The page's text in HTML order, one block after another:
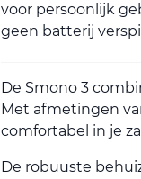
voor persoonlijk
geen batterij
De Smono 3
Met afmetingen
comfortabel in je
De robuuste